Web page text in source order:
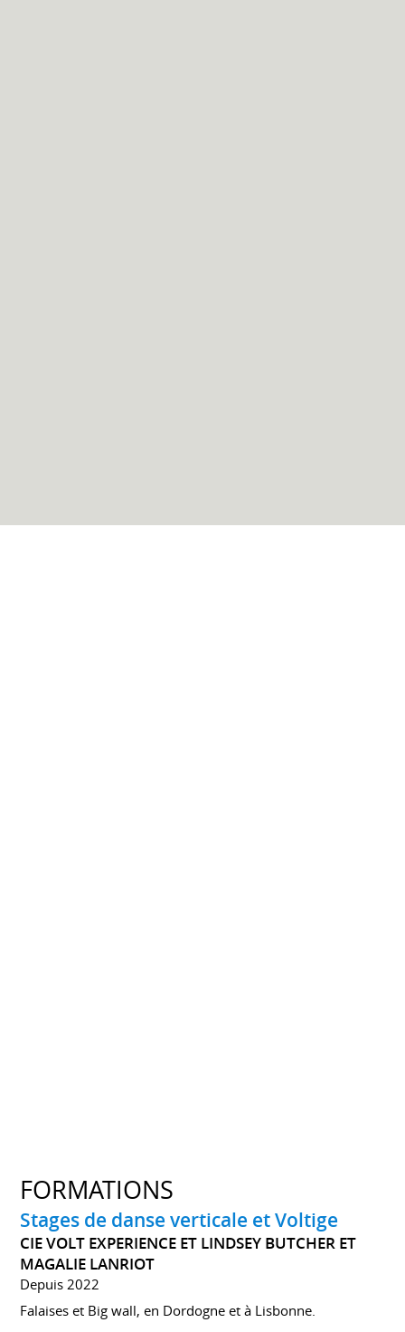
FORMATIONS
Stages de danse verticale et Voltige
CIE VOLT EXPERIENCE ET LINDSEY BUTCHER ET
MAGALIE LANRIOT
Depuis 2022
Falaises et Big wall, en Dordogne et à Lisbonne.